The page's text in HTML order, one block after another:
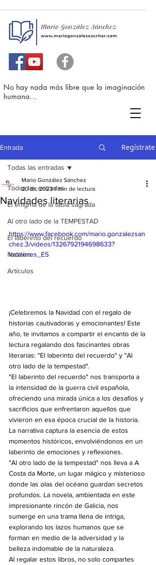
No hay nada más libre que la imaginación
humana...
Entrada Regístrate
Todas las entradas
El enigma de la tabla sagrada
Al otro lado de la TEMPESTAD
El laberinto del recuerdo
Noticias
Artículos
Todas las entradas
Navidades literarias
Mario González Sánchez
20 dic 2023 1 min de lectura
https://www.facebook.com/mario.gonzalezsan
chez.3/videos/1326792194698633?
locale=es_ES
¡Celebremos la Navidad con el regalo de
historias cautivadoras y emocionantes! Este
año, te invitamos a compartir el encanto de la
lectura regalando dos fascinantes obras
literarias: "El laberinto del recuerdo" y "Al
otro lado de la tempestad".
"El laberinto del recuerdo" nos transporta a
la intensidad de la guerra civil española,
ofreciendo una mirada única a los desafíos y
sacrificios que enfrentaron aquellos que
vivieron en esa época crucial de la historia.
La narrativa captura la esencia de estos
momentos históricos, envolviéndonos en un
laberinto de emociones y reflexiones.
"Al otro lado de la tempestad" nos lleva a A
Costa da Morte, un lugar mágico y misterioso
donde las olas del océano guardan secretos
profundos. La novela, ambientada en este
impresionante rincón de Galicia, nos
sumerge en una trama llena de intriga,
explorando los lazos humanos que se
forman en medio de la adversidad y la
belleza indomable de la naturaleza.
Al regalar estos libros, no solo compartes